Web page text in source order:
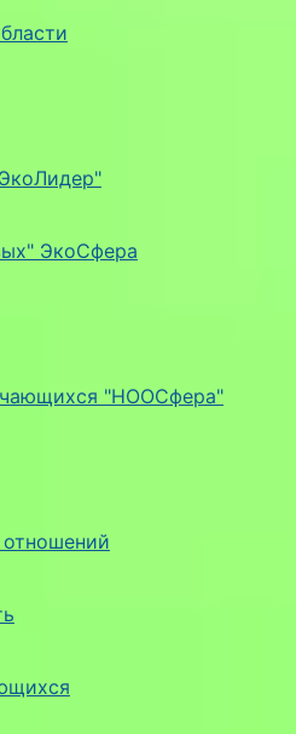
ЭкоСфера
"НООСфера"